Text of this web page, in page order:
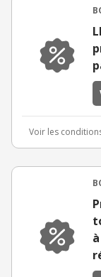
Voir les